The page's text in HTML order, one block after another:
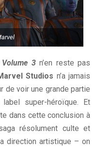
3n’en reste pas
Studios n’a jamais
de voir une grande partie
super-héroïque. Et
dans cette conclusion à
résolument culte et
direction artistique – on